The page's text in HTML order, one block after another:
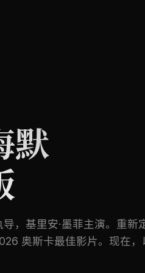
默
导，基里安·墨菲主演。重新
奥斯卡最佳影片。现在